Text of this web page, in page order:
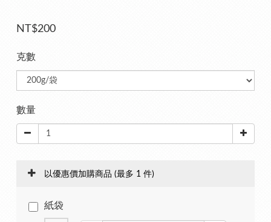
NT$200
克數
數量
以優惠價加購商品 (最多 1 件)
紙袋